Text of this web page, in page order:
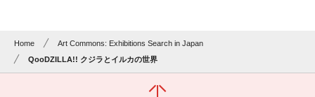
Home
Art Commons: Exhibitions Search in Japan
QooDZILLA!! クジラとイルカの世界